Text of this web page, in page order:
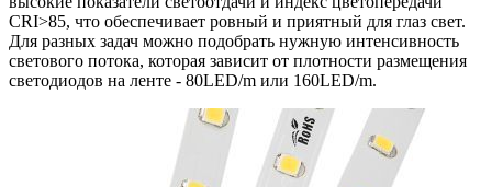
CRI>85, что обеспечивает ровный и приятный для глаз свет.
Для разных задач можно подобрать нужную интенсивность
светового потока, которая зависит от плотности размещения
светодиодов на ленте - 80LED/m или 160LED/m.